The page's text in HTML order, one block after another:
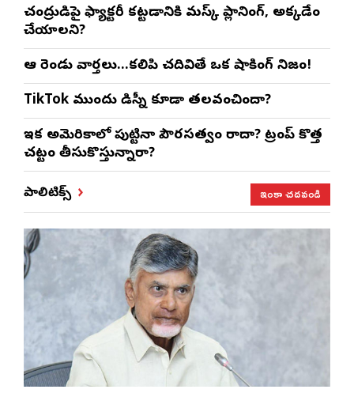
చంద్రుడిపై ఫ్యాక్టరీ కట్టడానికి మస్క్ ప్లానింగ్, అక్కడేం
చేయాలని?
ఆ రెండు వార్తలు…కలిపి చదివితే ఒక షాకింగ్ నిజం!
TikTok ముందు డిస్నీ కూడా తలవంచిందా?
ఇక అమెరికాలో పుట్టినా పౌరసత్వం రాదా? ట్రంప్ కొత్త
చట్టం తీసుకొస్తున్నారా?
పాలిటిక్స్ ఇంకా చదవండి